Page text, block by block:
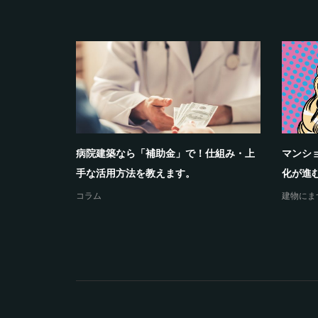
病院建築なら「補助金」で！仕組み・上
手な活用方法を教えます。
コラム
マンシ
化が進
建物にま